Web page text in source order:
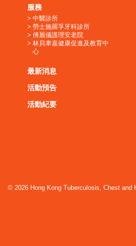
服務
中醫診所
勞士施羅孚牙科診所
傅麗儀護理安老院
林貝聿嘉健康促進及教育中
心
最新消息
活動預告
活動紀要
© 2026 Hong Kong Tuberculosis, Chest